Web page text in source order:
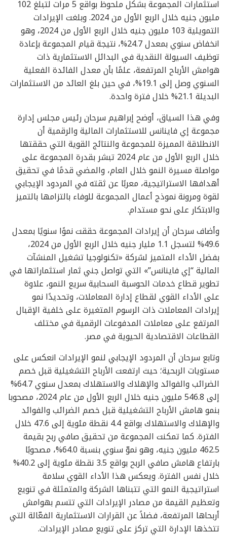
استثمارات المجموعة بشكل ملحوظ بواقع 5 مرات لتبلغ 102
مليون جنيه خلال الربع الأول من 2024. وبلغت الإيرادات
التمويلية 103 مليون جنيه خلال الربع الأول من 2024، وهو
انخفاض سنوي بمعدل 24.7%، نتيجة قيام المجموعة بإعادة
توظيف السيولة النقدية في البدائل الاستثمارية ذات
هوامش الأرباح المرتفعة، علمًا بأن معدل الفائدة الفعلية
السنوي وصل إلى 19.1%، في حين بلغ العائد من الاستثمارات
البديلة 21.1% خلال فترة واحدة.
وفي هذا السياق، أوضح إبراهيم سرحان رئيس مجلس إدارة
مجموعة إي فاينانس للاستثمارات المالية والرقمية أن
الانطلاقة المميزة للمجموعة والنتائج القوية التي حققتها
خلال الربع الأول من عام 2024 تبشر بقدرة المجموعة على
مواصلة مسيرة النمو خلال العام، والمضي قدمًا في تحقيق
أهدافها الاستراتيجية، معربًا عن ثقته في المردود الإيجابي
لقوة ومرونة نموذج أعمال المجموعة للوفاء بالتزامها بالتميز
والابتكار على نحو مستدام.
وأضاف سرحان أن إيرادات المجموعة حققت نموًا سنويًا بمعدل
49.6% لتسجل 1.1 مليار جنيه خلال الربع الأول من 2024،
بفضل الأداء المتميز لشركة «تكنولوجيا تشغيل المنشآت
المالية “إي فاينانس”» التي تواصل جني ثمار استثماراتها في
تطوير قطاع خدمات الحوسبة السحابية سريع النمو، علاوة
على الأداء القوي لقطاع إدارة المعاملات، وتحديدًا نمو
إيرادات المعاملات ذات الرسوم المتغيرة على خلفية الإقبال
المرتفع على معاملات المدفوعات الرقمية في مختلف
القطاعات الاقتصادية الحيوية في مصر.
وتابع سرحان أن المردود الإيجابي لنمو الإيرادات انعكس على
مستويات الربحية؛ حيث ارتفعت الأرباح التشغيلية قبل خصم
الضرائب والفوائد والإهلاك والاستهلاك بمعدل سنوي 64.7%
إلى 546.8 مليون جنيه خلال الربع الأول من عام 2024، مصحوبا
بنمو هامش الأرباح التشغيلية قبل خصم الضرائب والفوائد
والإهلاك والاستهلاك بواقع 4.4 نقطة مئوية إلى 47.6 خلال
الفترة. كما تمكنت المجموعة من تحقيق صافي ربح بقيمة
462.5 مليون جنيه، وهو نموّ سنوي بنسبة 64.0%، مصحوبًا
بارتفاع هامش صافي الربح بواقع 3.5 نقطة مئوية إلى 40.2%
خلال نفس الفترة. ويعكس هذا الأداء القوي سلامة
استراتيجية النمو التي تتبناها الشركة والمتمثلة في تنويع
وتعظيم القيمة من مصادر الإيرادات التي تتسم بهوامش
أربحاها المرتفعة، فضلاً عن القرارات الاستثمارية الفعّالة التي
تتخذها الإدارة التي تركز على تنويع مصادر الإيرادات.